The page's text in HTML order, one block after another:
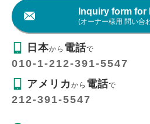
Inquiry form for
(オーナー様用 問い合
日本から 電話で
010-1-212-391-5547
アメリカから 電話で
212-391-5547